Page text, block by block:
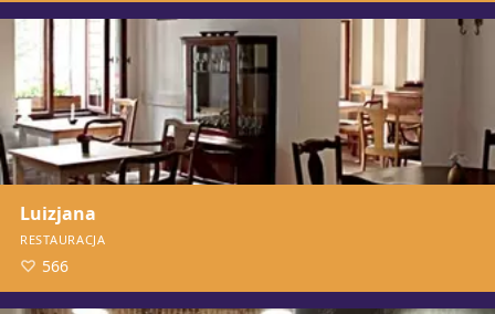
Luizjana
RESTAURACJA
566